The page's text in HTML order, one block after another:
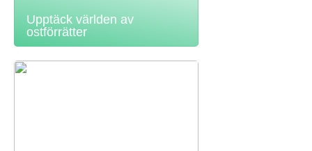
Upptäck världen av
ostförrätter